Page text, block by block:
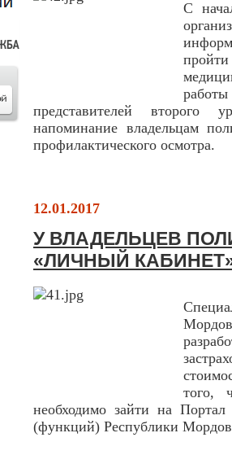
С
представителей второго
напоминание владельцам
профилактического осмотра.
12.01.2017
У ВЛАДЕЛЬЦЕВ
«ЛИЧНЫЙ
того,
необходимо зайти на
(функций) Республики